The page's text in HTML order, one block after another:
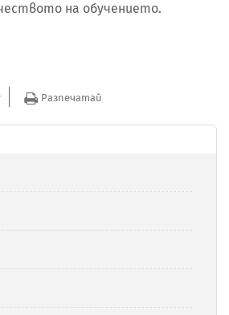
на обучението.
Разпечатай